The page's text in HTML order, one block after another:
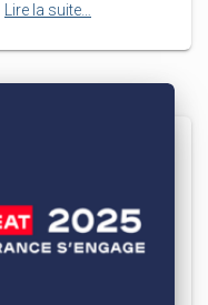
Lire la suite…